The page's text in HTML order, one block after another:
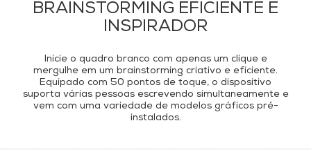
BRAINSTORMING EFICIENTE E
INSPIRADOR
Inicie o quadro branco com apenas um clique e
mergulhe em um brainstorming criativo e eficiente.
Equipado com 50 pontos de toque, o dispositivo
suporta várias pessoas escrevendo simultaneamente e
vem com uma variedade de modelos gráficos pré-
instalados.